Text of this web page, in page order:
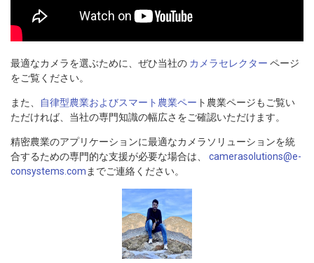
最適なカメラを選ぶために、ぜひ当社の カメラセレクター ページ
をご覧ください。
また、 自律型農業およびスマート農業ペー ト農業ページもご覧い
ただければ、当社の専門知識の幅広さをご確認いただけます。
精密農業のアプリケーションに最適なカメラソリューションを統
合するための専門的な支援が必要な場合は、 camerasolutions@e-
consystems.com までご連絡ください。